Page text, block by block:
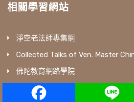
相關學習網站
淨空老法師專集網
Collected Talks of Ven. Master
佛陀教育網路學院
華藏淨宗弘化網